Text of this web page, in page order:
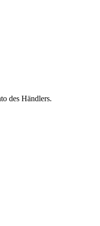
des Händlers.